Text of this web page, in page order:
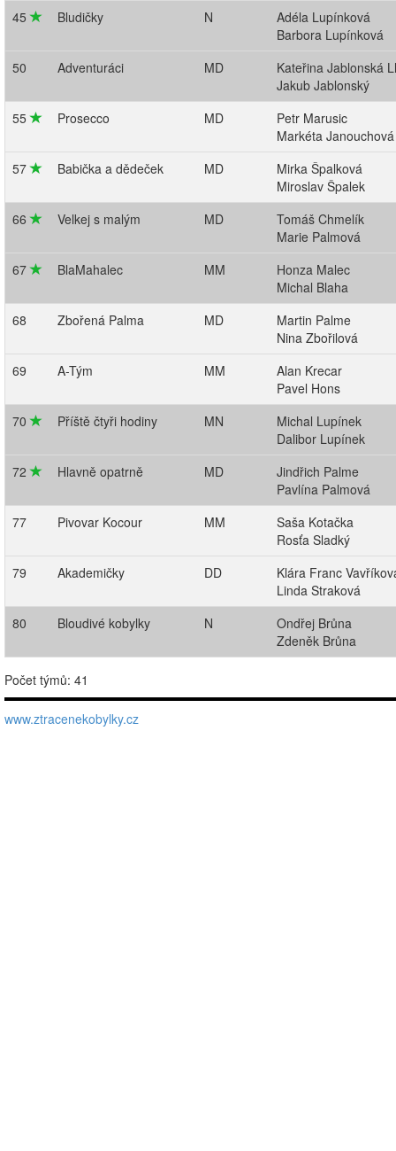
45
Bludičky N
Adéla Lupínková
Barbora Lupínková
50
Adventuráci MD
Kateřina Jablonská
Jakub Jablonský
55
Prosecco MD
Petr Marusic
Markéta Janouchová
57
Babička a dědeček MD
Mirka Špalková
Miroslav Špalek
66
Velkej s malým MD
Tomáš Chmelík
Marie Palmová
67
BlaMahalec MM
Honza Malec
Michal Blaha
68
Zbořená Palma MD
Martin Palme
Nina Zbořilová
69
A-Tým MM
Alan Krecar
Pavel Hons
70
Příště čtyři hodiny MN
Michal Lupínek
Dalibor Lupínek
72
Hlavně opatrně MD
Jindřich Palme
Pavlína Palmová
77
Pivovar Kocour MM
Saša Kotačka
Rosťa Sladký
79
Akademičky DD
Klára Franc
Linda Straková
80
Bloudivé kobylky N
Ondřej Brůna
Zdeněk Brůna
Počet týmů: 41
www.ztracenekobylky.cz